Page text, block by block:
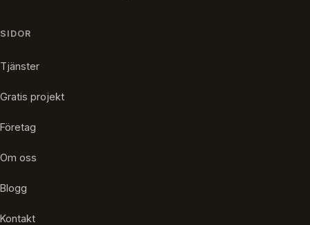
SIDOR
Tjänster
Gratis projekt
Företag
Om oss
Blogg
Kontakt